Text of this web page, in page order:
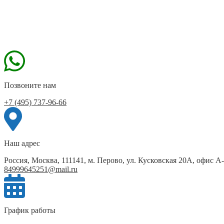
Позвоните нам
+7 (495) 737-96-66
Наш адрес
Россия, Москва, 111141, м. Перово, ул. Кусковская 20А, офис
84999645251@mail.ru
График работы